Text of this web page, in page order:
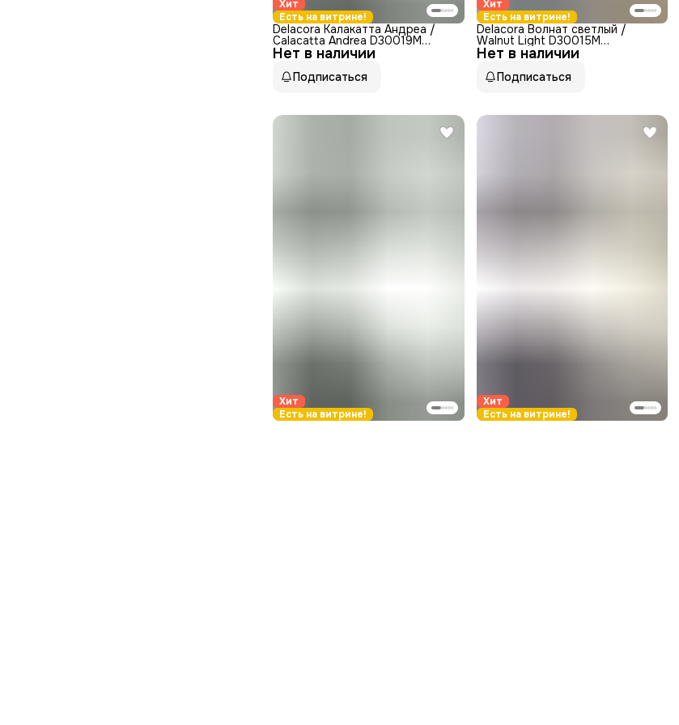
Хит
Есть на витрине!
Нет в наличии
Delacora Калакатта Андреа /
Calacatta Andrea D30019M
Керамогранит матовый карвинг
30x60
Подписаться
Хит
Есть на витрине!
Нет в наличии
Delacora Волнат светлый /
Walnut Light D30015M
Керамогранит матовый 30x60
Подписаться
Хит
Есть на витрине!
Хит
Есть на витрине!